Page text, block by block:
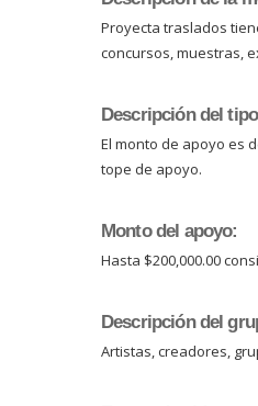
Proyecta traslados
concursos, muestras,
Descripción del
El monto de apoyo es
tope de apoyo.
Monto del apoyo:
Hasta $200,000.00
Descripción del
Artistas, creadores,